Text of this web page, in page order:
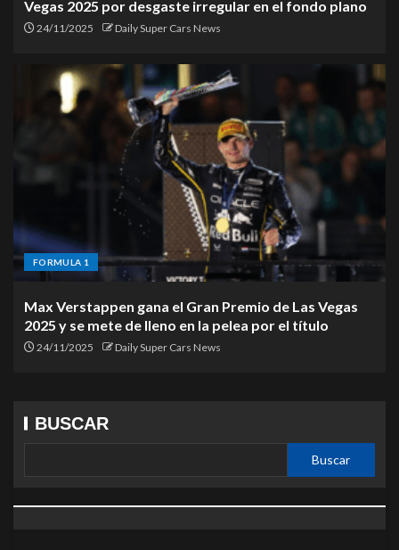
Vegas 2025 por desgaste irregular en el fondo plano
24/11/2025 Daily Super Cars News
FORMULA 1
Max Verstappen gana el Gran Premio de Las Vegas
2025 y se mete de lleno en la pelea por el título
24/11/2025 Daily Super Cars News
BUSCAR
Buscar